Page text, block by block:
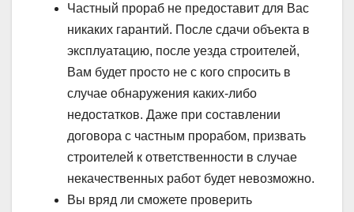
Частный прораб не предоставит для Вас
никаких гарантий. После сдачи объекта в
эксплуатацию, после уезда строителей,
Вам будет просто не с кого спросить в
случае обнаружения каких-либо
недостатков. Даже при составлении
договора с частным прорабом, призвать
строителей к ответственности в случае
некачественных работ будет невозможно.
Вы вряд ли сможете проверить